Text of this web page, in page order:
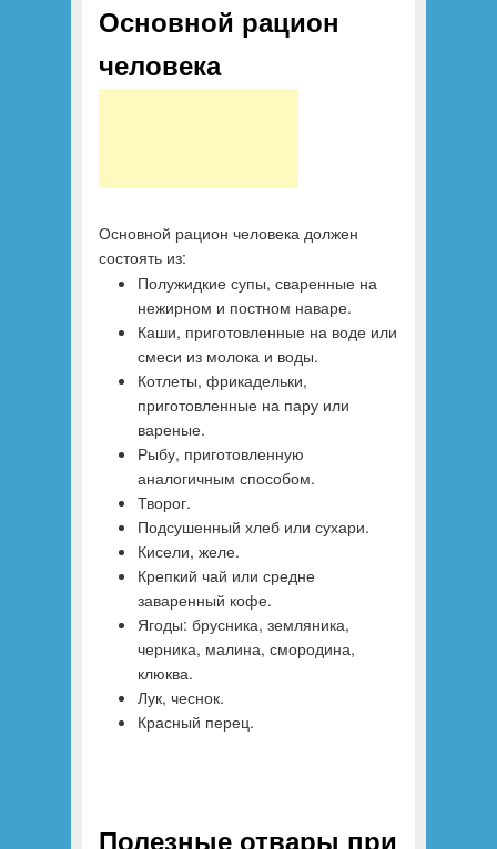
Основной рацион
человека
Основной рацион человека должен
состоять из:
Полужидкие супы, сваренные на
нежирном и постном наваре.
Каши, приготовленные на воде или
смеси из молока и воды.
Котлеты, фрикадельки,
приготовленные на пару или
вареные.
Рыбу, приготовленную
аналогичным способом.
Творог.
Подсушенный хлеб или сухари.
Кисели, желе.
Крепкий чай или средне
заваренный кофе.
Ягоды: брусника, земляника,
черника, малина, смородина,
клюква.
Лук, чеснок.
Красный перец.
Полезные отвары при